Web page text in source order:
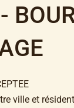
ville et